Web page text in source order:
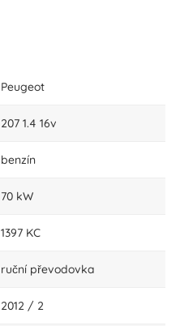
Peugeot
207 1.4 16v
benzín
70 kW
1397 KC
ruční převodovka
2012 / 2